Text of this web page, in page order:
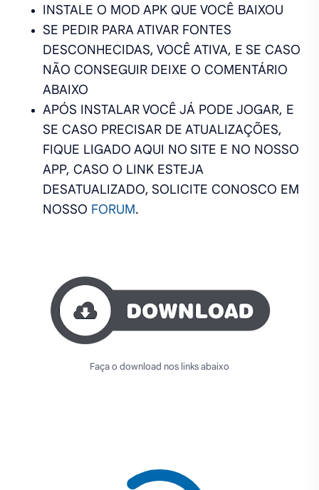
INSTALE O MOD APK QUE VOCÊ BAIXOU
SE PEDIR PARA ATIVAR FONTES
DESCONHECIDAS, VOCÊ ATIVA, E SE CASO
NÃO CONSEGUIR DEIXE O COMENTÁRIO
ABAIXO
APÓS INSTALAR VOCÊ JÁ PODE JOGAR, E
SE CASO PRECISAR DE ATUALIZAÇÕES,
FIQUE LIGADO AQUI NO SITE E NO NOSSO
APP, CASO O LINK ESTEJA
DESATUALIZADO, SOLICITE CONOSCO EM
NOSSO FORUM.
Faça o download nos links abaixo
PREPARANDO OS LINKS PARA DOWNLOAD. AGUARDE